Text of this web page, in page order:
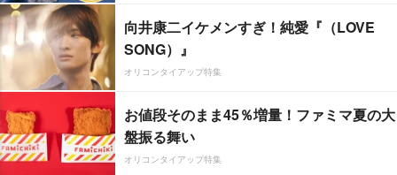
向井康二イケメンすぎ！純愛『（LOVE
SONG）』
オリコンタイアップ特集
お値段そのまま45％増量！ファミマ夏の大
盤振る舞い
オリコンタイアップ特集